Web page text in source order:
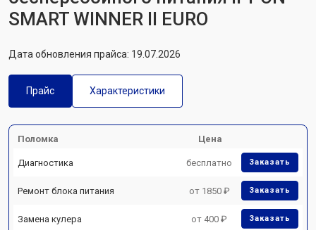
SMART WINNER II EURO
Дата обновления прайса: 19.07.2026
Прайс Характеристики
Поломка Цена
Диагностика бесплатно Заказать
Ремонт блока питания от 1850 ₽ Заказать
Замена кулера от 400 ₽ Заказать